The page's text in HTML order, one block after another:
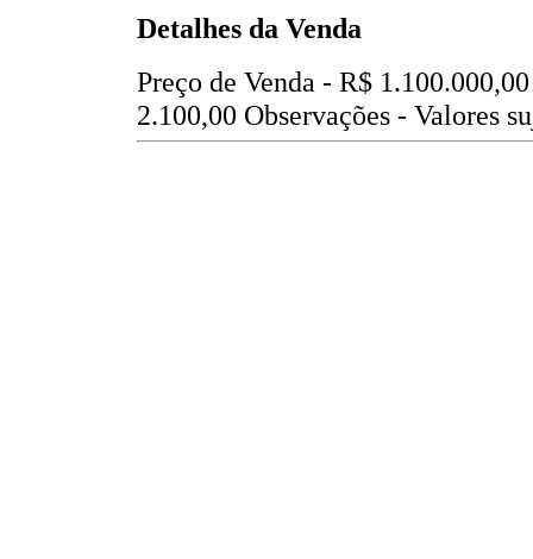
Detalhes da Venda
Preço de Venda - R$ 1.100.000,00
2.100,00 Observações - Valores